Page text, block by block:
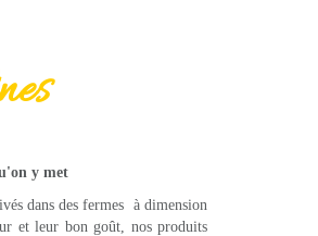
y met
dans des fermes à dimension
et leur bon goût, nos produits